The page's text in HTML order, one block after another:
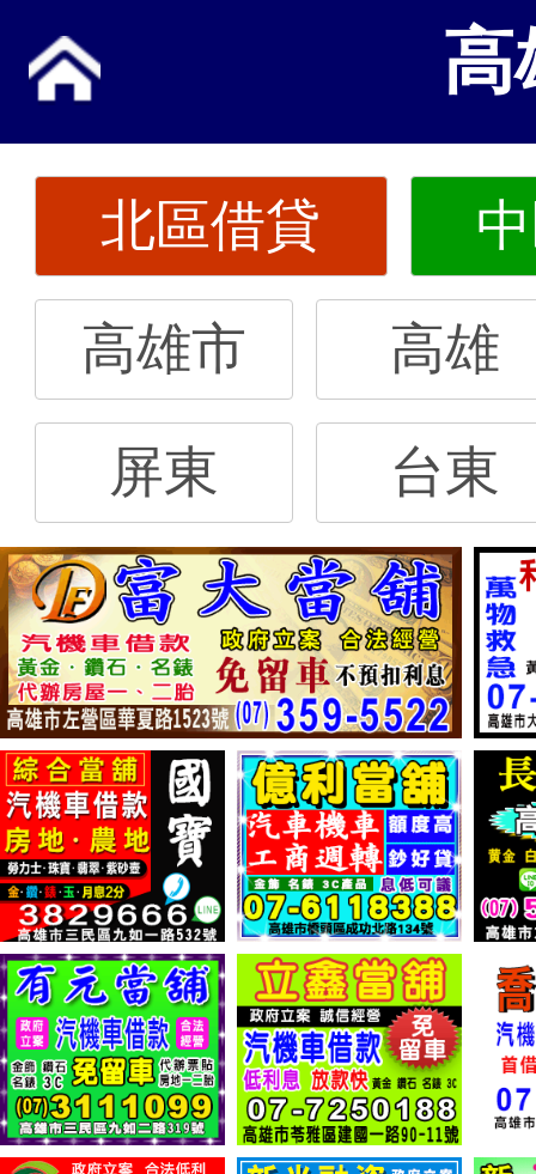
高
北區借貸
高雄市 高雄
屏東 台東